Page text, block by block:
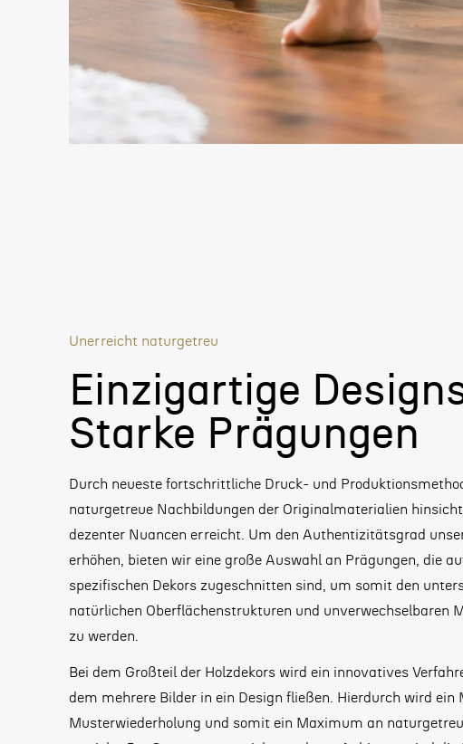
Unerreicht naturgetreu
Einzigartige
Starke Prägungen
Durch neueste fortschrittliche Druck- und
naturgetreue Nachbildungen der Originalmaterialien
dezenter Nuancen erreicht. Um den Authentizitätsgrad
erhöhen, bieten wir eine große Auswahl an Prägungen, die
spezifischen Dekors zugeschnitten sind, um somit den
natürlichen Oberflächenstrukturen und unverwechselbaren
zu werden.
Bei dem Großteil der Holzdekors wird ein innovatives
dem mehrere Bilder in ein Design fließen. Hierdurch wird ein
Musterwiederholung und somit ein Maximum an